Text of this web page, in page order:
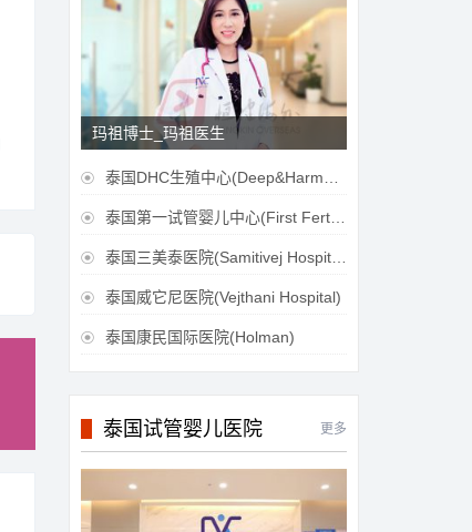
玛祖博士_玛祖医生
 泰国DHC生殖中心(Deep&Harmonicare IVF Center)
 泰国第一试管婴儿中心(First Fertilily PGS Center Limitied)
 泰国三美泰医院(Samitivej Hospital)
 泰国威它尼医院(Vejthani Hospital)
 泰国康民国际医院(Holman)
泰国试管婴儿医院 更多